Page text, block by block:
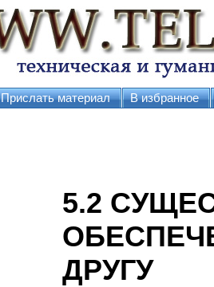
Прислать материал В избранное
5.2
ДРУГУ